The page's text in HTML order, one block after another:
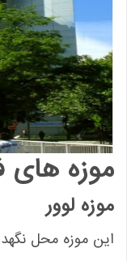
های
لوور